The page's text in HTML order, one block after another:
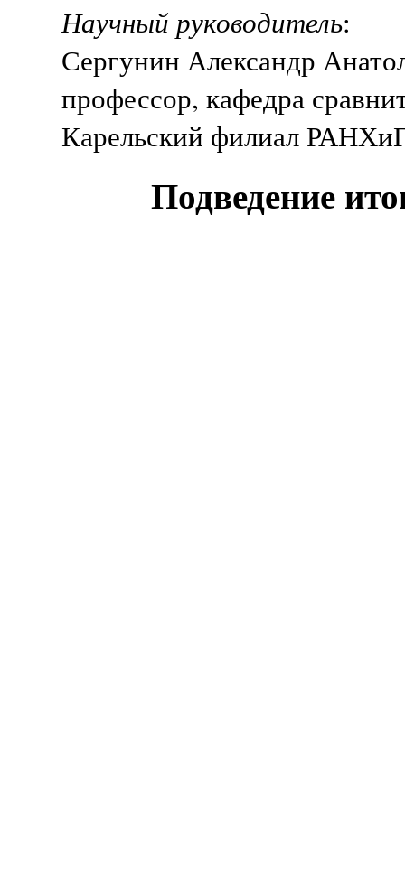
Научный руководитель:
Сергунин Александр
профессор, кафедра
Карельский филиал
Подведение